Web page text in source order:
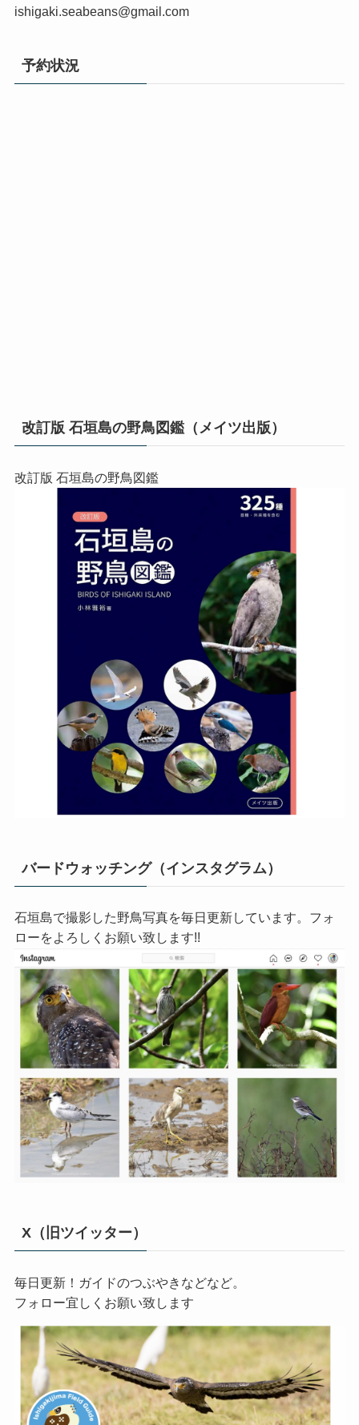
ishigaki.seabeans@gmail.com
予約状況
改訂版 石垣島の野鳥図鑑（メイツ出版）
改訂版 石垣島の野鳥図鑑
バードウォッチング（インスタグラム）
石垣島で撮影した野鳥写真を毎日更新しています。フォ
ローをよろしくお願い致します!!
X（旧ツイッター）
毎日更新！ガイドのつぶやきなどなど。
フォロー宜しくお願い致します